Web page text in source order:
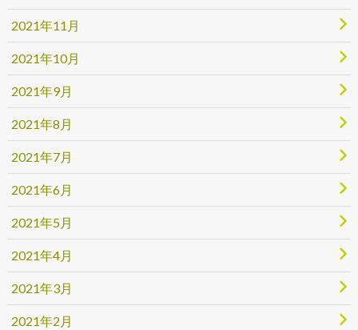
2021年11月
2021年10月
2021年9月
2021年8月
2021年7月
2021年6月
2021年5月
2021年4月
2021年3月
2021年2月